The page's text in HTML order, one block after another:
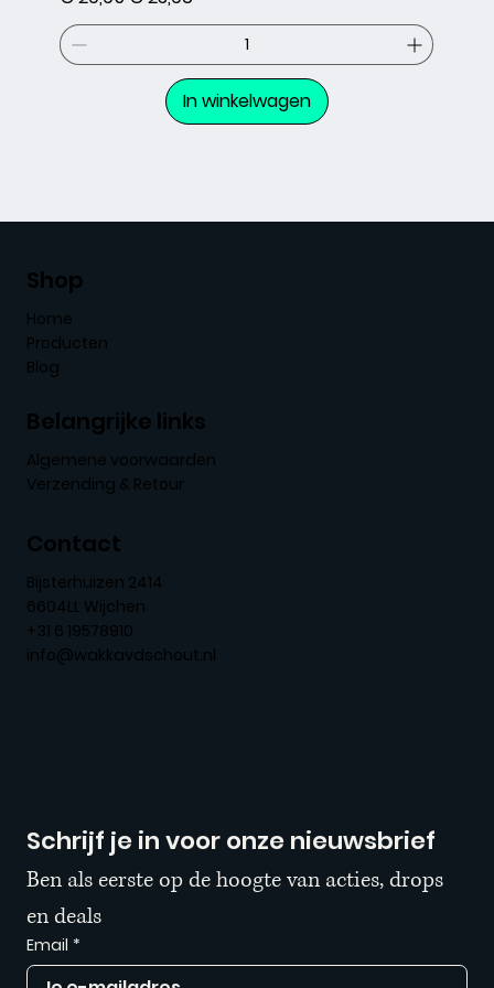
In winkelwagen
Shop
Home
Producten
Blog
Belangrijke links
Algemene voorwaarden
Verzending & Retour
Contact
Bijsterhuizen 2414
6604LL Wijchen
+31 6 19578910
info@wakkavdschout.nl
Schrijf je in voor onze nieuwsbrief
Ben als eerste op de hoogte van acties, drops
en deals
Email *